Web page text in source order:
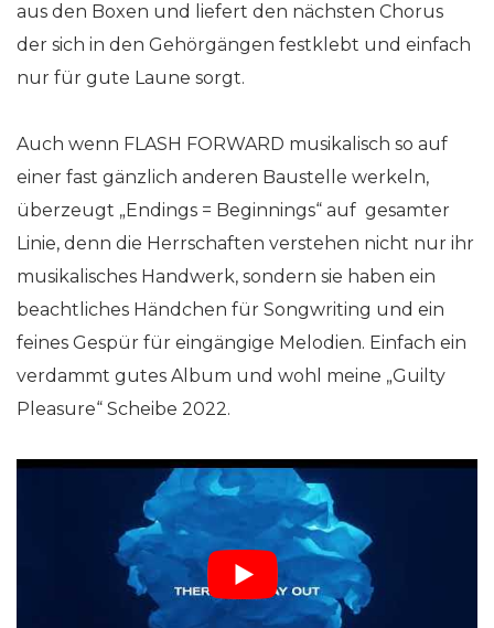
aus den Boxen und liefert den nächsten Chorus
der sich in den Gehörgängen festklebt und einfach
nur für gute Laune sorgt.
Auch wenn FLASH FORWARD musikalisch so auf
einer fast gänzlich anderen Baustelle werkeln,
überzeugt „Endings = Beginnings“ auf gesamter
Linie, denn die Herrschaften verstehen nicht nur ihr
musikalisches Handwerk, sondern sie haben ein
beachtliches Händchen für Songwriting und ein
feines Gespür für eingängige Melodien. Einfach ein
verdammt gutes Album und wohl meine „Guilty
Pleasure“ Scheibe 2022.